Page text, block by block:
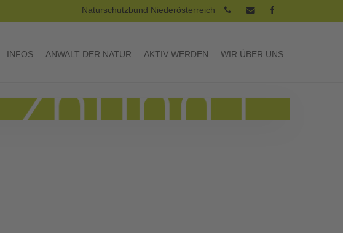
Naturschutzbund Niederösterreich
INFOS ANWALT DER NATUR AKTIV WERDEN WIR ÜBER UNS